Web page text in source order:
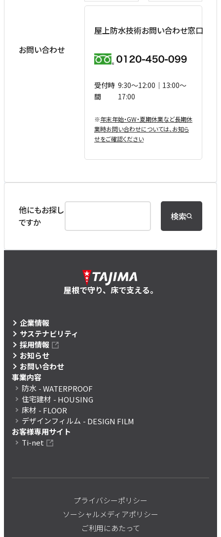
お問い合わせ
屋上防水技術お問い合わせ窓口
受付時
間
9:30〜12:00｜13:00〜
17:00
※年末年始・GW・夏期休業など⻑期休
業時お問い合わせについては、お知ら
せをご確認ください
他にもお探し
ですか
検索
屋根で守り、床で支える。
企業情報
サステナビリティ
採用情報
お知らせ
お問い合わせ
事業内容
防水 - WATERPROOF
住宅建材 - HOUSING
床材 - FLOOR
デザインフィルム - DESIGN FILM
お客様専用サイト
Ti-net
プライバシーポリシー
ソーシャルメディアポリシー
ご利用にあたって